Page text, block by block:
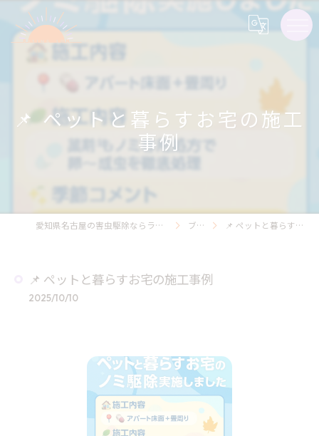
📌 ペットと暮らすお宅の施工
事例
愛知県名古屋の害虫駆除ならライジング・サン害虫駆除 ブログ 📌 ペットと暮らすお宅の施工事例
📌 ペットと暮らすお宅の施工事例
2025/10/10